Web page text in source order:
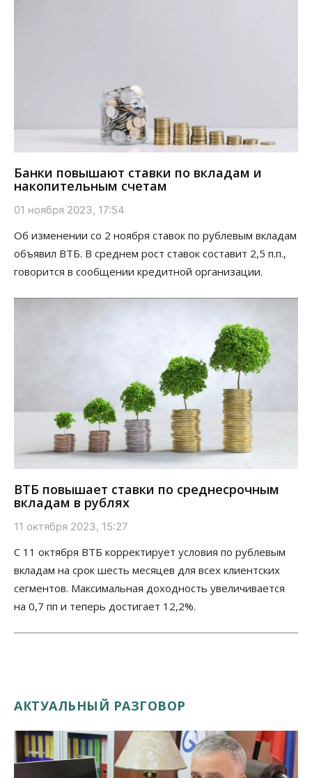
Банки повышают ставки по вкладам и
накопительным счетам
01 ноября 2023, 17:54
Об изменении со 2 ноября ставок по рублевым вкладам
объявил ВТБ. В среднем рост ставок составит 2,5 п.п.,
говорится в сообщении кредитной организации.
ВТБ повышает ставки по среднесрочным
вкладам в рублях
11 октября 2023, 15:27
С 11 октября ВТБ корректирует условия по рублевым
вкладам на срок шесть месяцев для всех клиентских
сегментов. Максимальная доходность увеличивается
на 0,7 пп и теперь достигает 12,2%.
АКТУАЛЬНЫЙ РАЗГОВОР